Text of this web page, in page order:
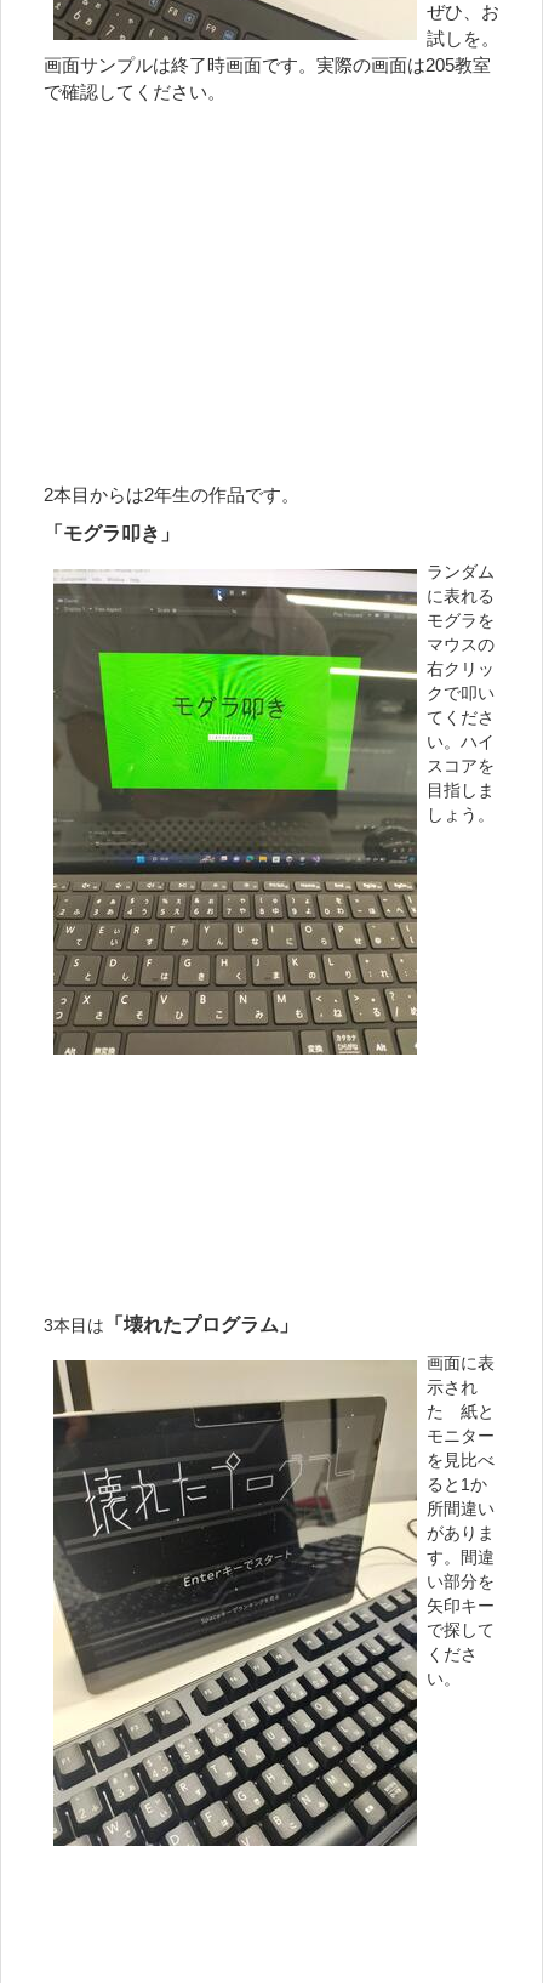
ぜひ、お
試しを。
画面サンプルは終了時画面です。実際の画面は205教室
で確認してください。
2本目からは2年生の作品です。
「モグラ叩き」
ランダム
に表れる
モグラを
マウスの
右クリッ
クで叩い
てくださ
い。ハイ
スコアを
目指しま
しょう。
3本目は 「壊れたプログラム」
画面に表
示され
た 紙と
モニター
を見比べ
ると1か
所間違い
がありま
す。間違
い部分を
矢印キー
で探して
くださ
い。